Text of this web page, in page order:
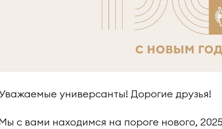
универсанты! Дорогие друзья!
с вами находимся на пороге нового,